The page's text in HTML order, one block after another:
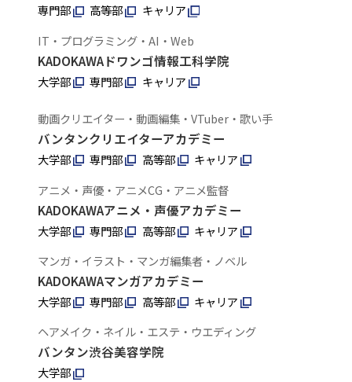
専門部 高等部
キャリア
IT・プログラミング・AI・Web
KADOKAWAドワンゴ情報工科学院
大学部 専門部 キャリア
動画クリエイター・動画編集・VTuber・歌い手
バンタンクリエイターアカデミー
大学部 専門部 高等部
キャリア
アニメ・声優・アニメCG・アニメ監督
KADOKAWAアニメ・声優アカデミー
大学部 専門部 高等部
キャリア
マンガ・イラスト・マンガ編集者・ノベル
KADOKAWAマンガアカデミー
大学部 専門部 高等部
キャリア
ヘアメイク・ネイル・エステ・ウエディング
バンタン渋谷美容学院
大学部